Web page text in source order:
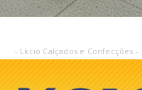
- Lkcio Calçados e Confecções -